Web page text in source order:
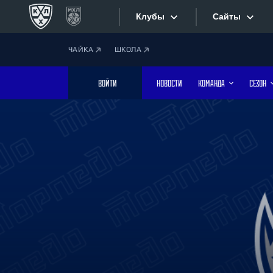
Клубы
Дивизион Боброва
Лада
Сайты
Фотобанк
ЧАЙКА ШКОЛА
ВОЙТИ НОВОСТИ КОМАНДА СЕЗОН